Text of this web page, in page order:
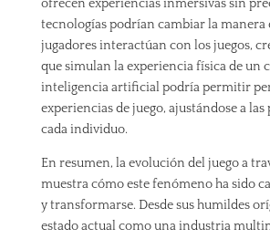
ofrecen experiencias inmersivas sin
tecnologías podrían cambiar la manera
jugadores interactúan con los juegos,
que simulan la experiencia física de un
inteligencia artificial podría permitir
experiencias de juego, ajustándose a
cada individuo.
En resumen, la evolución del juego a
muestra cómo este fenómeno ha sido
y transformarse. Desde sus humildes
estado actual como una industria